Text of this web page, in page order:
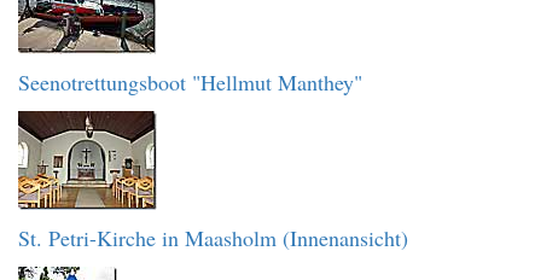
Seenotrettungsboot "Hellmut Manthey"
St. Petri-Kirche in Maasholm (Innenansicht)